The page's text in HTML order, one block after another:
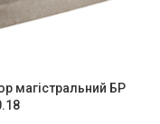
магістральний БР